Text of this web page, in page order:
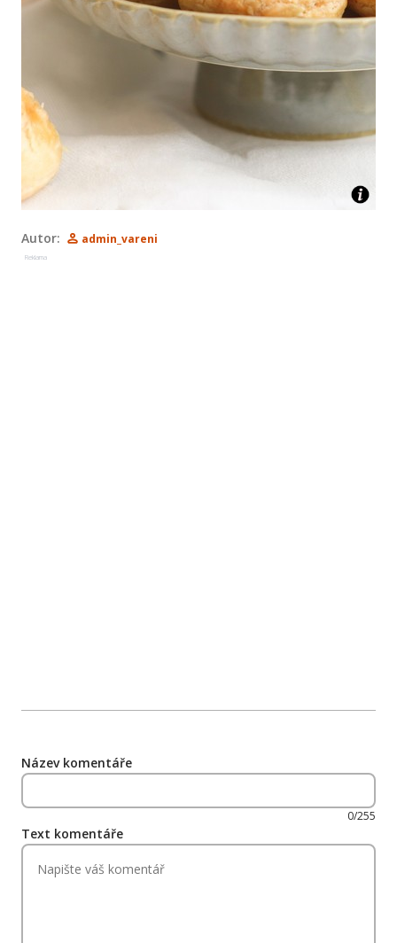
Autor: admin_vareni
Reklama
Název komentáře
0/255
Text komentáře